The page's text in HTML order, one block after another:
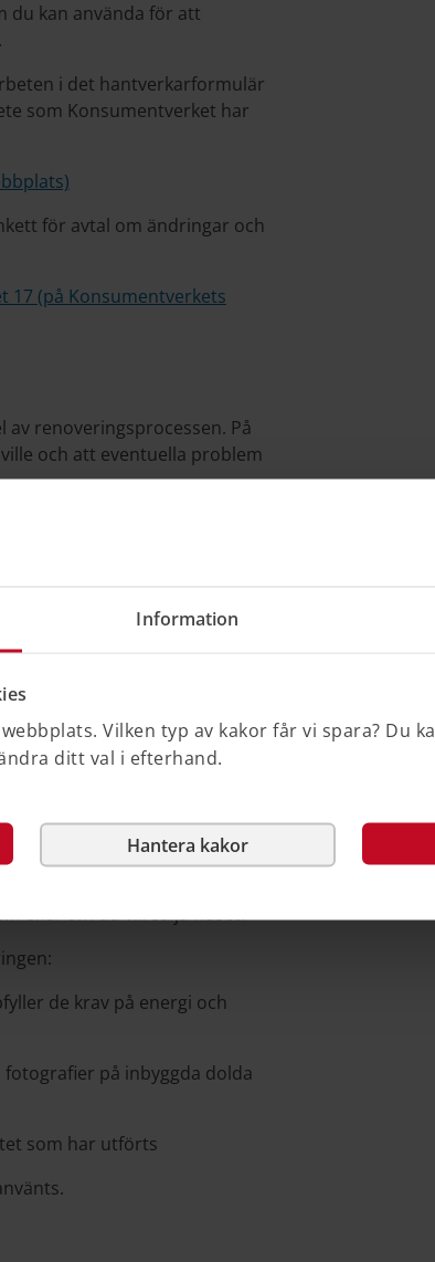
Information
Vilken typ av kakor får vi spara? Du
ditt val i efterhand.
Hantera kakor
du kan använda för att
i det hantverkarformulär
som Konsumentverket har
för avtal om ändringar och
(på Konsumentverkets
renoveringsprocessen. På
och att eventuella problem
att inkludera på slutmötet:
som är utförda. Säkerställ att
med entreprenören,
och att alla överenskomna
se till att det finns en
Kontrollera att alla kostnader
eller ändringar
och av de arbeten som
information om huset
eller om du vill sälja huset.
de krav på energi och
på inbyggda dolda
som har utförts